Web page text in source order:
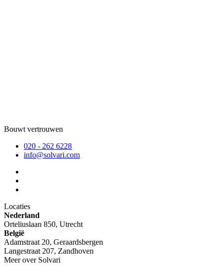
Bouwt vertrouwen
020 - 262 6228
info@solvari.com
Locaties
Nederland
Orteliuslaan 850, Utrecht
België
Adamstraat 20, Geraardsbergen
Langestraat 207, Zandhoven
Meer over Solvari